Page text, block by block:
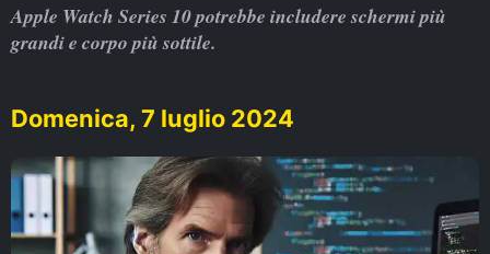
Apple Watch Series 10 potrebbe includere schermi più
grandi e corpo più sottile.
Domenica, 7 luglio 2024